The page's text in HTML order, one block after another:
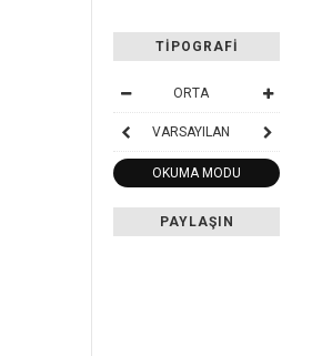
TIPOGRAFI
ORTA
VARSAYILAN
OKUMA MODU
PAYLAŞIN